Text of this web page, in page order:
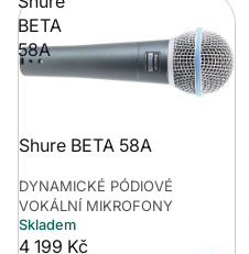
BETA
58A
Shure BETA 58A
DYNAMICKÉ PÓDIOVÉ
VOKÁLNÍ MIKROFONY
Skladem
4 199 Kč